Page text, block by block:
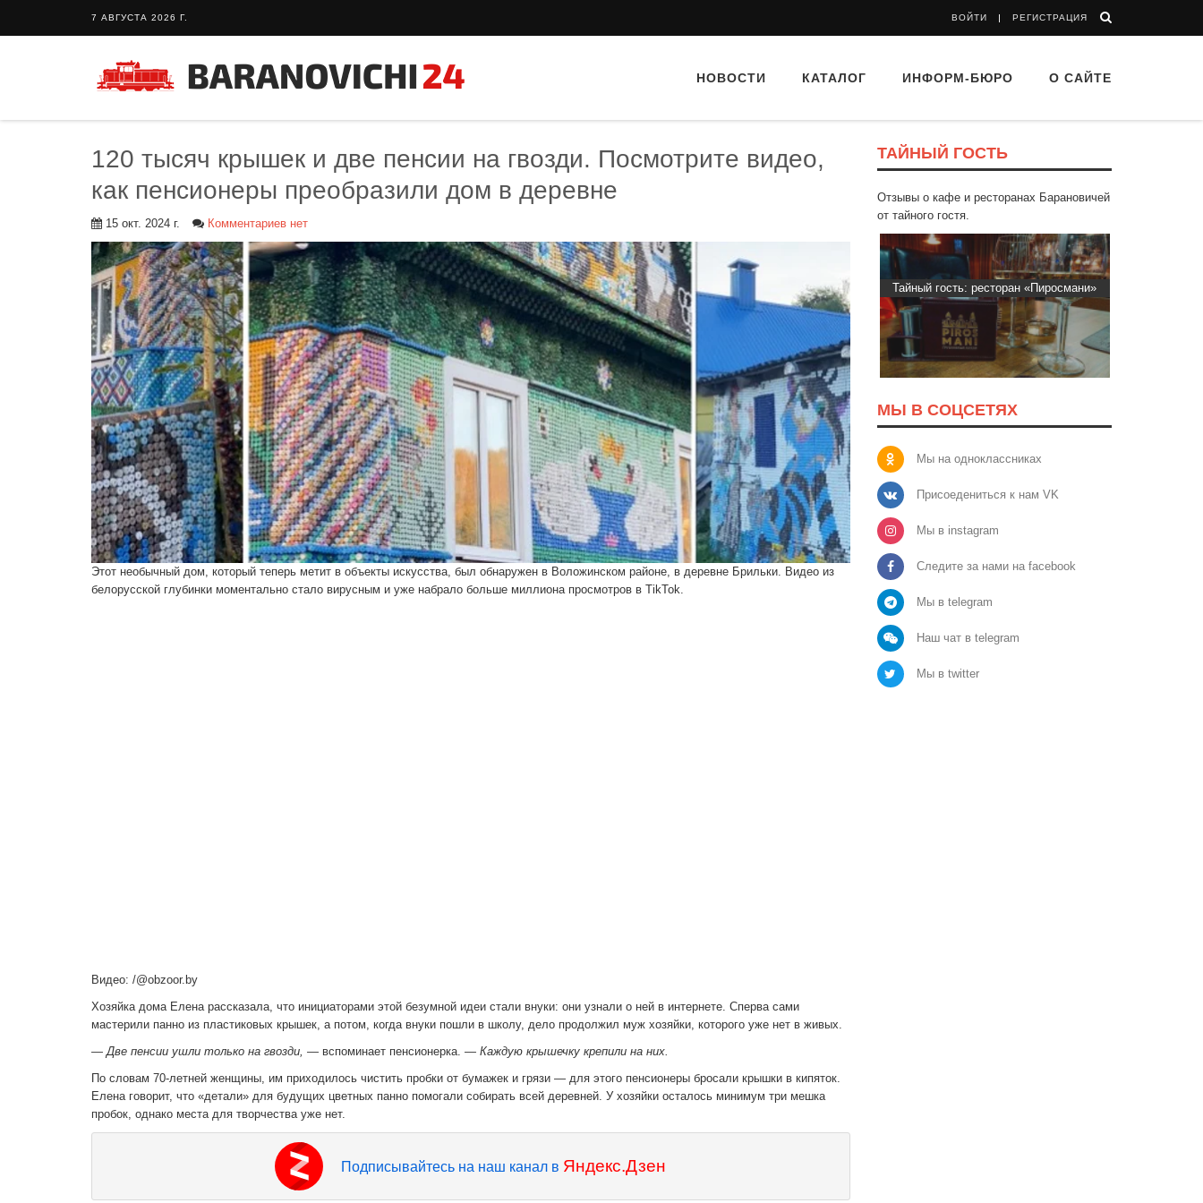
7 АВГУСТА 2026 Г. ВОЙТИ РЕГИСТРАЦИЯ
НОВОСТИ КАТАЛОГ ИНФОРМ-БЮРО О САЙТЕ
120 тысяч крышек и две пенсии на гвозди. Посмотрите видео,
как пенсионеры преобразили дом в деревне
15 окт. 2024 г. Комментариев нет
Этот необычный дом, который теперь метит в объекты искусства, был обнаружен в Воложинском районе, в деревне Брильки. Видео из
белорусской глубинки моментально стало вирусным и уже набрало больше миллиона просмотров в TikTok.
Видео: /@obzoor.by
Хозяйка дома Елена рассказала, что инициаторами этой безумной идеи стали внуки: они узнали о ней в интернете. Сперва сами
мастерили панно из пластиковых крышек, а потом, когда внуки пошли в школу, дело продолжил муж хозяйки, которого уже нет в живых.
— Две пенсии ушли только на гвозди, — вспоминает пенсионерка. — Каждую крышечку крепили на них.
По словам 70-летней женщины, им приходилось чистить пробки от бумажек и грязи — для этого пенсионеры бросали крышки в кипяток.
Елена говорит, что ‎‎«детали» для будущих цветных панно помогали собирать всей деревней. У хозяйки осталось минимум три мешка
пробок, однако места для творчества уже нет.
Подписывайтесь на наш канал в Яндекс.Дзен
ТАЙНЫЙ ГОСТЬ
Отзывы о кафе и ресторанах Барановичей
от тайного гостя.
Тайный гость: Ресторан “Папараць
Кветка”
Тайный гость: Кафе "Grand Buffet" Тайный гость: ресторан «Пиросмани»
МЫ В СОЦСЕТЯХ
Мы на одноклассниках
Присоедениться к нам VK
Мы в instagram
Следите за нами на facebook
Мы в telegram
Наш чат в telegram
Мы в twitter